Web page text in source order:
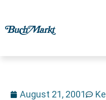
August 21, 2001